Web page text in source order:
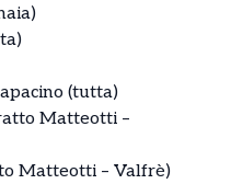
(tutta)
Matteotti –
Matteotti – Valfrè)